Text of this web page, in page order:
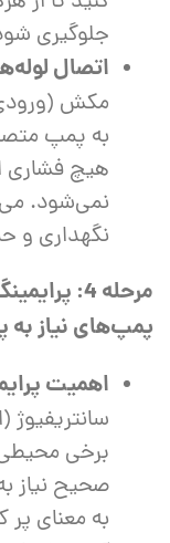
جلوگیری
اتصال
مکش
به پمپ
هیچ فشاری
نمی‌شود.
نگهداری و
مرحله 4:
پمپ‌های نیاز به
اهمیت
سانتریفیوژ
برخی
صحیح نیاز
به معنای